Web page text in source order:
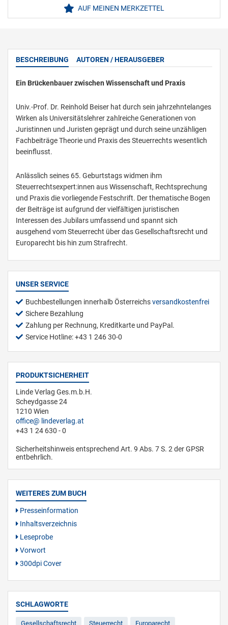
AUF MEINEN MERKZETTEL
BESCHREIBUNG AUTOREN / HERAUSGEBER
Ein Brückenbauer zwischen Wissenschaft und Praxis
Univ.-Prof. Dr. Reinhold Beiser hat durch sein jahrzehntelanges
Wirken als Universitätslehrer zahlreiche Generationen von
Juristinnen und Juristen geprägt und durch seine unzähligen
Fachbeiträge Theorie und Praxis des Steuerrechts wesentlich
beeinflusst.
Anlässlich seines 65. Geburtstags widmen ihm
Steuerrechtsexpert:innen aus Wissenschaft, Rechtsprechung
und Praxis die vorliegende Festschrift. Der thematische Bogen
der Beiträge ist aufgrund der vielfältigen juristischen
Interessen des Jubilars umfassend und spannt sich
ausgehend vom Steuerrecht über das Gesellschaftsrecht und
Europarecht bis hin zum Strafrecht.
UNSER SERVICE
Buchbestellungen innerhalb Österreichsversandkostenfrei
Sichere Bezahlung
Zahlung per Rechnung, Kreditkarte und PayPal.
Service Hotline: +43 1 246 30-0
PRODUKTSICHERHEIT
Linde Verlag Ges.m.b.H.
Scheydgasse 24
1210 Wien
office
lindeverlag.at
+43 1 24 630 - 0
Sicherheitshinweis entsprechend Art. 9 Abs. 7 S. 2 der GPSR
entbehrlich.
WEITERES ZUM BUCH
Presseinformation
Inhaltsverzeichnis
Leseprobe
Vorwort
300dpi Cover
SCHLAGWORTE
Gesellschaftsrecht Steuerrecht Europarecht